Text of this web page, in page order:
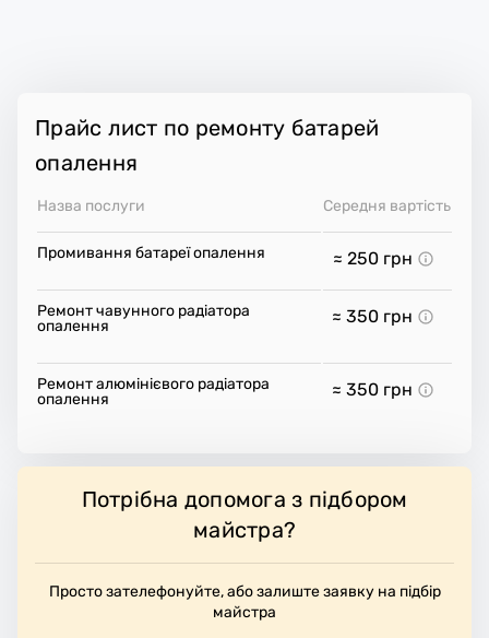
Прайс лист по ремонту батарей
опалення
Назва послуги Середня вартість
Промивання батареї опалення ≈ 250 грн
Ремонт чавунного радіатора
опалення
≈ 350 грн
Ремонт алюмінієвого радіатора
опалення
≈ 350 грн
Потрібна допомога з підбором
майстра?
Просто зателефонуйте, або залиште заявку на підбір
майстра